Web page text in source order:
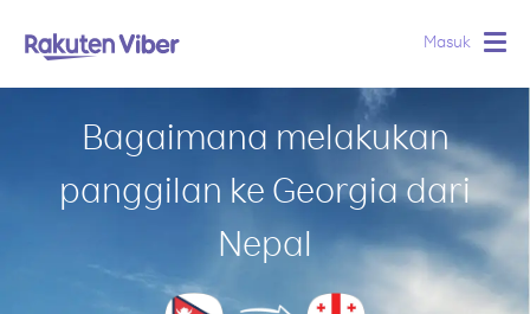
Masuk
Bagaimana melakukan
panggilan ke Georgia dari
Nepal